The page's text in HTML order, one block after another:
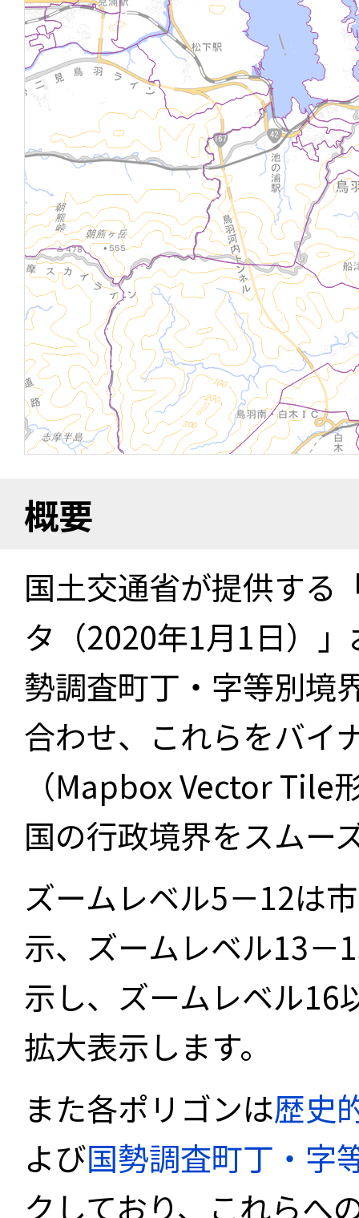
概要
国土交通省が提供する
タ（2020年1月1日）
勢調査町丁・字等別境
合わせ、これらをバイ
（Mapbox Vector Tile
国の行政境界をスムー
ズームレベル5－12は
示、ズームレベル13－
示し、ズームレベル16
拡大表示します。
また各ポリゴンは歴史
よび国勢調査町丁・字
クしており、これらへ